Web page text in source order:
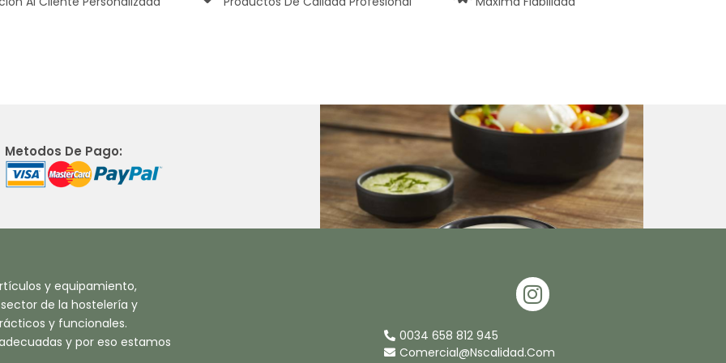
Metodos De Pago:
y equipamiento,
de la hostelería y
y funcionales.
y por eso estamos
I
N
T
0034 658 812 945
Comercial@nscalidad.com